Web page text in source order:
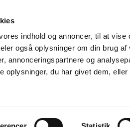
indhold og annoncer, til at vise
også oplysninger om din brug
annonceringspartnere og
oplysninger, du har givet dem,
Nyheder
Tilskud og